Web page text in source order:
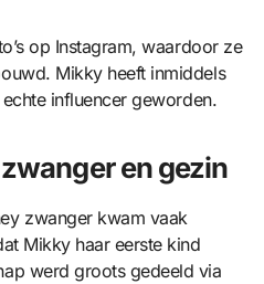
op Instagram, waardoor ze
Mikky heeft inmiddels
influencer geworden.
en gezin
zwanger kwam vaak
Mikky haar eerste kind
werd groots gedeeld via